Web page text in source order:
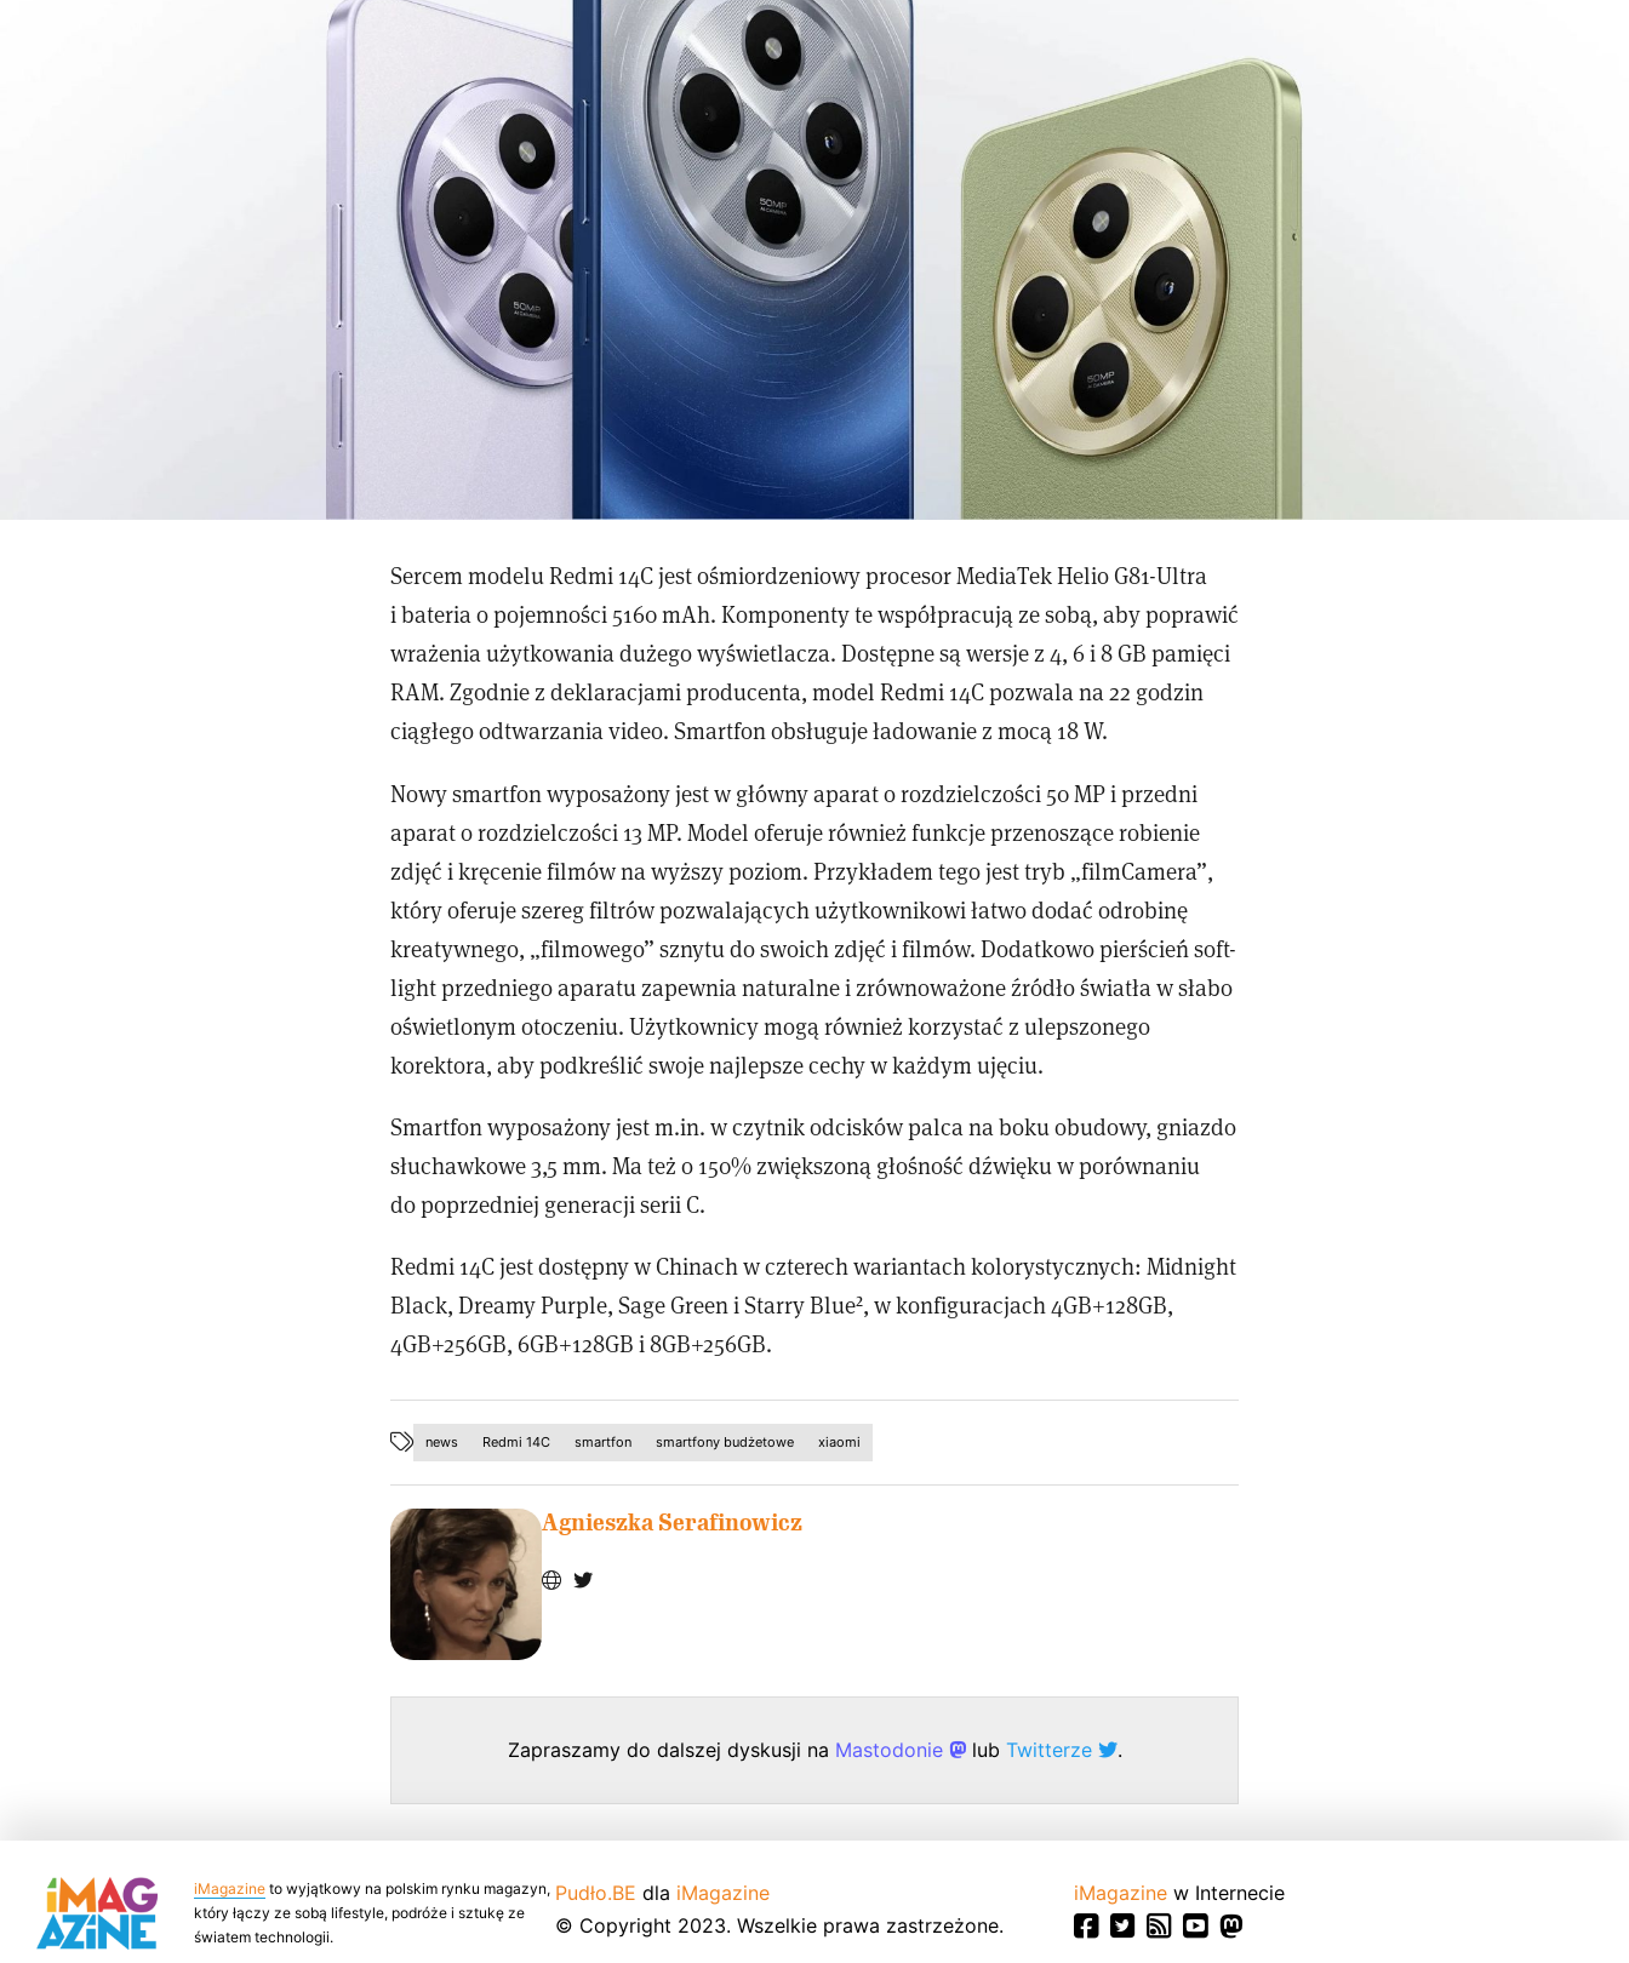
Sercem modelu Redmi 14C jest ośmiordzeniowy procesor MediaTek Helio G81-Ultra
i bateria o pojemności 5160 mAh. Komponenty te współpracują ze sobą, aby poprawić
wrażenia użytkowania dużego wyświetlacza. Dostępne są wersje z 4, 6 i 8 GB pamięci
RAM. Zgodnie z deklaracjami producenta, model Redmi 14C pozwala na 22 godzin
ciągłego odtwarzania video. Smartfon obsługuje ładowanie z mocą 18 W.
Nowy smartfon wyposażony jest w główny aparat o rozdzielczości 50 MP i przedni
aparat o rozdzielczości 13 MP. Model oferuje również funkcje przenoszące robienie
zdjęć i kręcenie filmów na wyższy poziom. Przykładem tego jest tryb „filmCamera”,
który oferuje szereg filtrów pozwalających użytkownikowi łatwo dodać odrobinę
kreatywnego, „filmowego” sznytu do swoich zdjęć i filmów. Dodatkowo pierścień soft-
light przedniego aparatu zapewnia naturalne i zrównoważone źródło światła w słabo
oświetlonym otoczeniu. Użytkownicy mogą również korzystać z ulepszonego
korektora, aby podkreślić swoje najlepsze cechy w każdym ujęciu.
Smartfon wyposażony jest m.in. w czytnik odcisków palca na boku obudowy, gniazdo
słuchawkowe 3,5 mm. Ma też o 150% zwiększoną głośność dźwięku w porównaniu
do poprzedniej generacji serii C.
Redmi 14C jest dostępny w Chinach w czterech wariantach kolorystycznych: Midnight
Black, Dreamy Purple, Sage Green i Starry Blue², w konfiguracjach 4GB+128GB,
4GB+256GB, 6GB+128GB i 8GB+256GB.
news Redmi 14C smartfon smartfony budżetowe xiaomi
Agnieszka Serafinowicz
Zapraszamy do dalszej dyskusji na Mastodonie lub Twitterze .
iMagazine to wyjątkowy na polskim rynku magazyn,
który łączy ze sobą lifestyle, podróże i sztukę ze
światem technologii.
Pudło.BE dla iMagazine
© Copyright 2023. Wszelkie prawa zastrzeżone.
iMagazine w Internecie